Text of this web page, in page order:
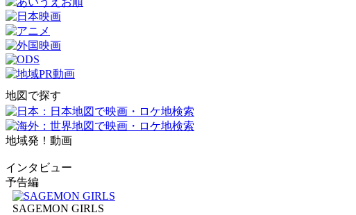
地図で探す
地域発！動画
インタビュー
予告編
SAGEMON GIRLS